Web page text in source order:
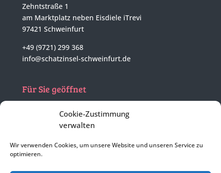
Cookie-Zustimmung
verwalten
Wir verwenden Cookies, um unsere Website und unseren Service zu
optimieren.
Zehntstraße 1
am Marktplatz neben Eisdiele iTrevi
97421 Schweinfurt
+49 (9721) 299 368
info@schatzinsel-schweinfurt.de
Für Sie geöffnet
10:00 - 17:00 Uhr
geschlossen